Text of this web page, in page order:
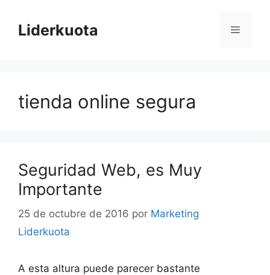
contenido
Liderkuota Menú
tienda online segura
Seguridad Web, es Muy
Importante
25 de octubre de 2016 por Marketing
Liderkuota
A esta altura puede parecer bastante